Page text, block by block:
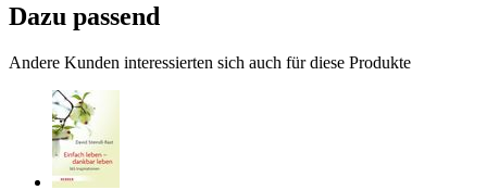
Dazu passend
Andere Kunden interessierten sich auch für diese Produkte